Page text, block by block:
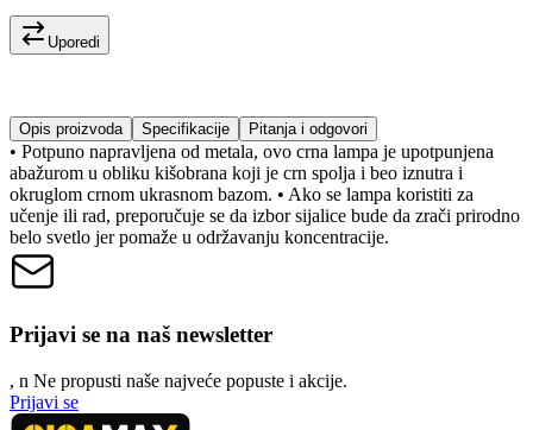
Uporedi
Opis proizvoda Specifikacije Pitanja i odgovori
• Potpuno napravljena od metala, ovo crna lampa je upotpunjena
abažurom u obliku kišobrana koji je crn spolja i beo iznutra i
okruglom crnom ukrasnom bazom. • Ako se lampa koristiti za
učenje ili rad, preporučuje se da izbor sijalice bude da zrači prirodno
belo svetlo jer pomaže u održavanju koncentracije.
Prijavi se na naš newsletter
, n Ne propusti naše najveće popuste i akcije.
Prijavi se